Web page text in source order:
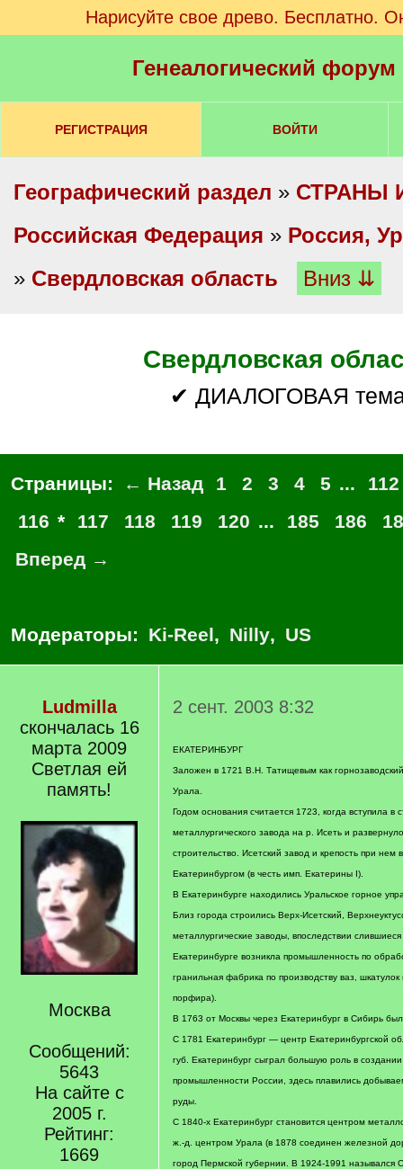
Нарисуйте свое древо. Бесплатно.
Генеалогический
РЕГИСТРАЦИЯ ВОЙТИ
Географический раздел » СТРАНЫ
Российская Федерация » Россия,
» Свердловская область Вниз ⇊
Свердловская
✔ ДИАЛОГОВАЯ
Страницы: ← Назад 1 2 3 4 5 ...
112
116 * 117 118 119 120 ... 185 186
Вперед →
Модераторы: Ki-Reel, Nilly, US
Ludmilla
скончалась 16
марта 2009
Светлая ей
память!
Москва
Сообщений:
5643
На сайте с
2005 г.
Рейтинг:
1669
2 сент. 2003 8:32
ЕКАТЕРИНБУРГ
Заложен в 1721 В.Н. Татищевым как
Урала.
Годом основания считается 1723, когда вступила в
металлургического завода на р. Исеть и
строительство. Исетский завод и крепость при нем
Екатеринбургом (в честь имп. Екатерины I).
В Екатеринбурге находились Уральское горное
Близ города строились Верх-Исетский,
металлургические заводы, впоследствии
Екатеринбурге возникла промышленность по
гранильная фабрика по производству ваз,
порфира).
В 1763 от Москвы через Екатеринбург в Сибирь
С 1781 Екатеринбург — центр Екатеринбургской
губ. Екатеринбург сыграл большую роль в
промышленности России, здесь плавились
руды.
С 1840-х Екатеринбург становится центром
ж.-д. центром Урала (в 1878 соединен железной
город Пермской губернии. В 1924-1991 назывался